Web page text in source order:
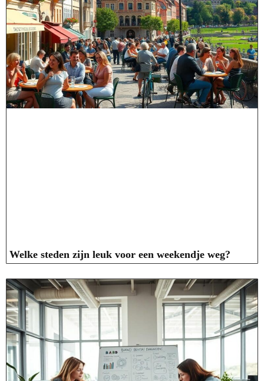
Welke steden zijn leuk voor een weekendje weg?